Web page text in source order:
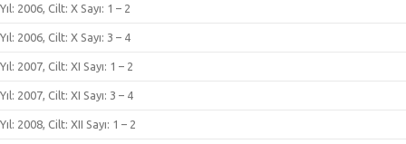
Yıl: 2006, Cilt: X Sayı: 1 – 2
Yıl: 2006, Cilt: X Sayı: 3 – 4
Yıl: 2007, Cilt: XI Sayı: 1 – 2
Yıl: 2007, Cilt: XI Sayı: 3 – 4
Yıl: 2008, Cilt: XII Sayı: 1 – 2